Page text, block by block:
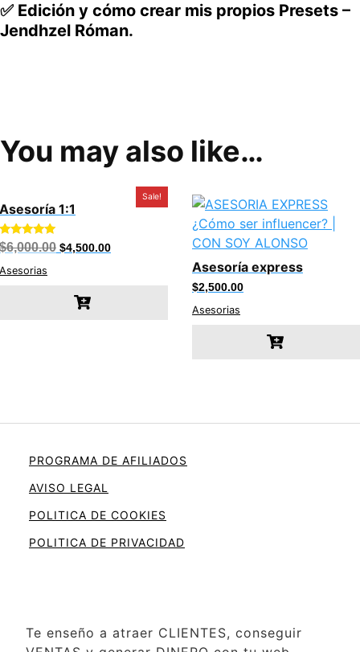
✅ Edición y cómo crear mis propios Presets –
Jendhzel Róman.
You may also like…
Sale!
Asesoría 1:1
Rated
5.00
out of 5
$6,000.00 Original
price
$4,500.00Current
price
Asesorias Asesoría express
$2,500.00
Asesorias
PROGRAMA DE AFILIADOS
AVISO LEGAL
POLITICA DE COOKIES
POLITICA DE PRIVACIDAD
Te enseño a atraer CLIENTES, conseguir